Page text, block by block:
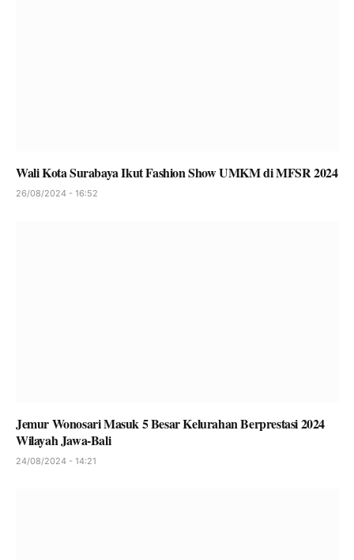
Wali Kota Surabaya Ikut Fashion Show UMKM di MFSR 2024
26/08/2024 - 16:52
Jemur Wonosari Masuk 5 Besar Kelurahan Berprestasi 2024
Wilayah Jawa-Bali
24/08/2024 - 14:21